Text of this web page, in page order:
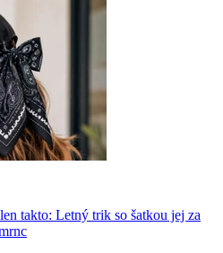
takto: Letný trik so šatkou jej za